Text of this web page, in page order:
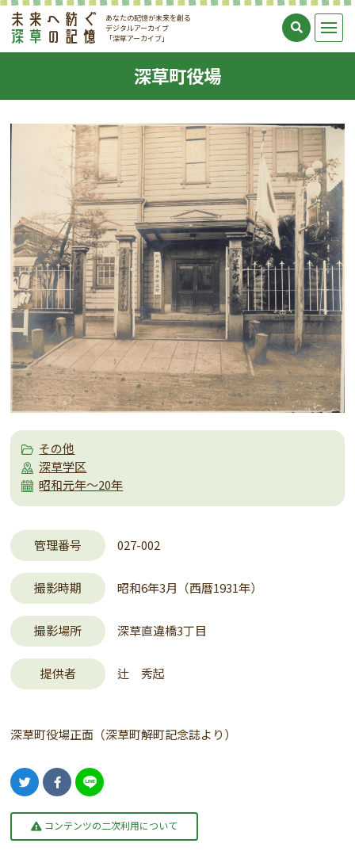
あなたの記憶が未来を創る
デジタルアーカイブ
「深草アーカイブ」
深草町役場
その他
深草学区
昭和元年～20年
管理番号 027-002
撮影時期 昭和6年3月（西暦1931年）
撮影場所 深草直違橋3丁目
提供者 辻 秀起
深草町役場正面（深草町解町記念誌より）
コンテンツの二次利用について